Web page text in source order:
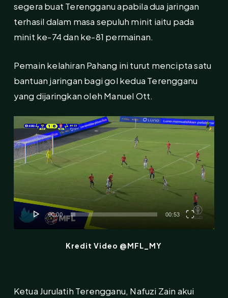
segera buat Terengganu apabila dua jaringan
terhasil dalam masa sepuluh minit iaitu pada
minit ke-74 dan ke-81 permainan.
Pemain kelahiran Pahang ini turut mencipta satu
bantuan jaringan bagi gol kedua Terengganu
yang dijaringkan oleh Manuel Ott.
Video
Player
00:00 00:53
Kredit Video @MFL_MY
Ketua Jurulatih Terengganu, Nafuzi Zain akui